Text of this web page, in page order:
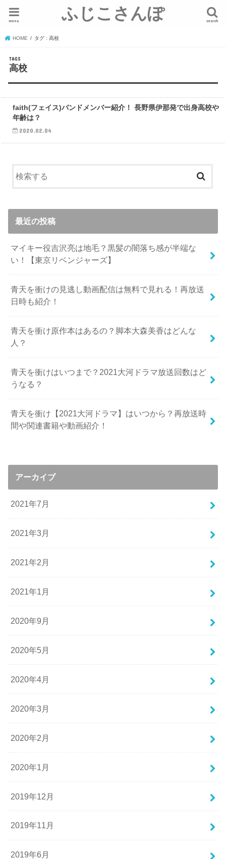
ふじこさんぽ search
menu
HOME タグ : 高校
高校
エンタメ
faith(フェイス)バンドメンバー紹介！ 長野県伊那発で出身高校や
年齢は？
2020.02.04
最近の投稿
マイキー役吉沢亮は地毛？黒髪の闇落ち感が半端な
い！【東京リベンジャーズ】
青天を衝けの見逃し動画配信は無料で見れる！再放送
日時も紹介！
青天を衝け原作本はあるの？脚本大森美香はどんな
人？
青天を衝けはいつまで？2021大河ドラマ放送回数はど
うなる？
青天を衝け【2021大河ドラマ】はいつから？再放送時
間や関連書籍や動画紹介！
アーカイブ
2021年7月
2021年3月
2021年2月
2021年1月
2020年9月
2020年5月
2020年4月
2020年3月
2020年2月
2020年1月
2019年12月
2019年11月
2019年6月